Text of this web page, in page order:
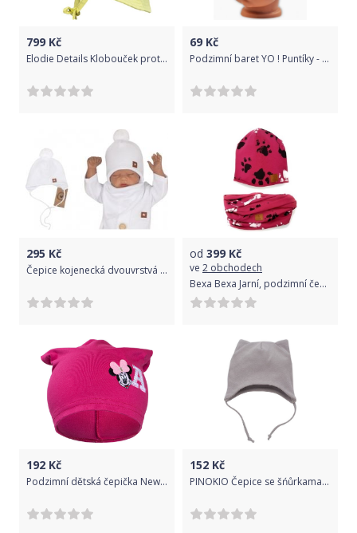
799 Kč
Elodie Details Klobouček proti slunci Sunny Day Yellow 0-6m
69 Kč
Podzimní baret YO ! Puntíky - tm. modrá/ bílé puntíky - 46/48 čepičky obvod
295 Kč
Čepice kojenecká dvouvrstvá - BAMBULKA bílá - vel.62
od 399 Kč
ve 2 obchodech
Bexa Bexa Jarní, podzimní čepice komínek, Tlapky, bordó, vel. 80/92
192 Kč
Podzimní dětská čepička New Baby Minnie růžová - Podzimní dětská čepička New Baby Minnie růžová
152 Kč
PINOKIO Čepice se šńůrkama HELLLO UNI šedá vel. 74